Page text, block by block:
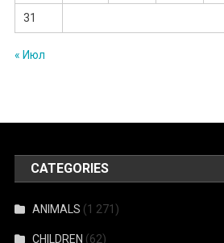
31
« Июл
CATEGORIES
ANIMALS (1 271)
CHILDREN (62)